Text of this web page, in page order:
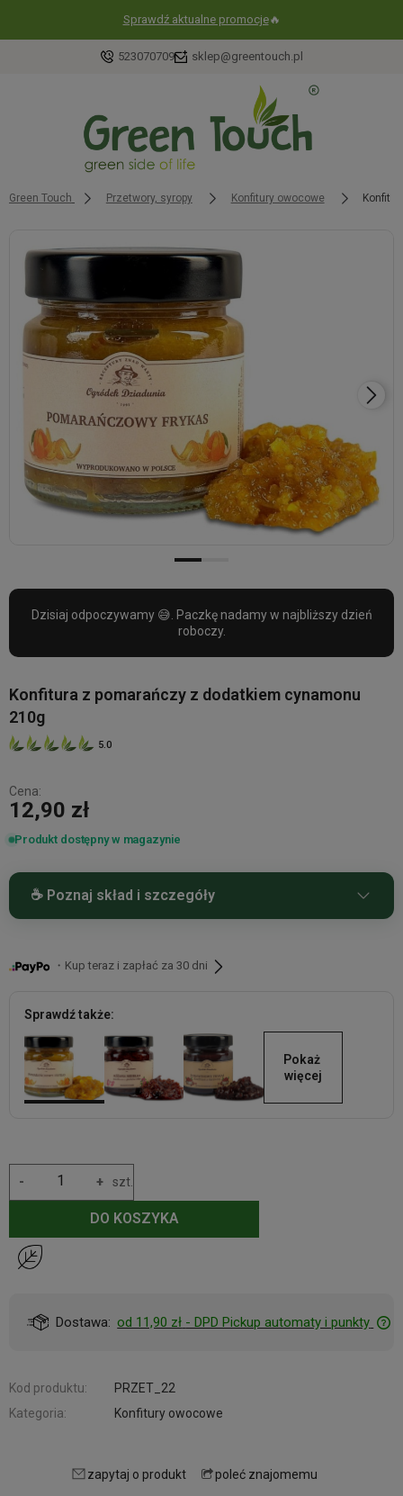
Sprawdź aktualne promocje🔥
523070709 sklep@greentouch.pl
Green Touch Przetwory, syropy Konfitury owocowe
Dzisiaj odpoczywamy 😅. Paczkę nadamy w najbliższy dzień
roboczy.
Konfitura z pomarańczy z dodatkiem cynamonu
210g
5.0
Cena:
12,90 zł
Produkt dostępny w magazynie
☕ Poznaj skład i szczegóły
・Kup teraz i zapłać za 30 dni
Sprawdź także:
Pokaż
więcej
+
- szt.
DO KOSZYKA
Dostawa: od 11,90 zł - DPD Pickup automaty i punkty
Kod produktu:
PRZET_22
Kategoria:
Konfitury owocowe
zapytaj o produkt poleć znajomemu